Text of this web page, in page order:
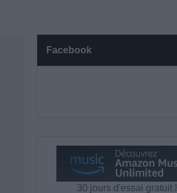
Facebook
30 jours d'essai gratuit !